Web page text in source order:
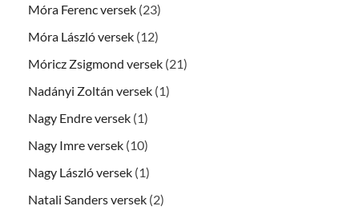
Móra Ferenc versek (23)
Móra László versek (12)
Móricz Zsigmond versek (21)
Nadányi Zoltán versek (1)
Nagy Endre versek (1)
Nagy Imre versek (10)
Nagy László versek (1)
Natali Sanders versek (2)